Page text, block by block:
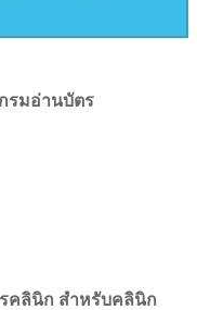
กรมอ่านบัตร
คลินิก สำหรับคลินิก